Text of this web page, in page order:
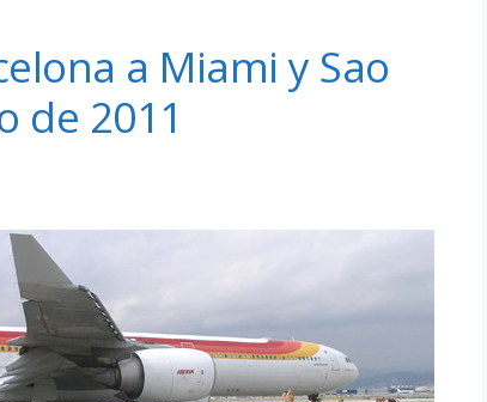
a Miami y Sao
de 2011